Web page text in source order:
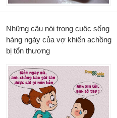
Những câu nói trong cuộc sống
hàng ngày của vợ khiến achồng
bị tổn thương